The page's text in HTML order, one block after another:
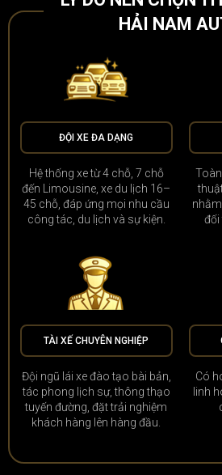
HẢI NAM
ĐỘI XE ĐA DẠNG
Hệ thống xe từ 4 chỗ, 7 chỗ
đến Limousine, xe du lịch 16–
45 chỗ, đáp ứng mọi nhu cầu
công tác, du lịch và sự kiện.
đối
TÀI XẾ CHUYÊN NGHIỆP
Đội ngũ lái xe đào tạo bài bản,
tác phong lịch sự, thông thạo
tuyến đường, đặt trải nghiệm
khách hàng lên hàng đầu.
Có
linh